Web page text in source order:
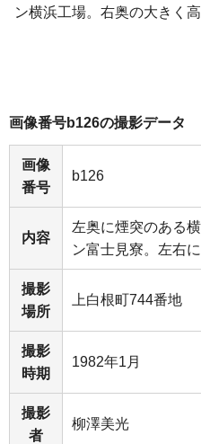
ン横浜工場。右奥の大きく
画像番号b126の撮影データ
画像
番号
b126
内容
左奥に煙突のある
ン富士見寮。左右
撮影
場所
上白根町744番地
撮影
時期
1982年1月
撮影
者
柳澤美光